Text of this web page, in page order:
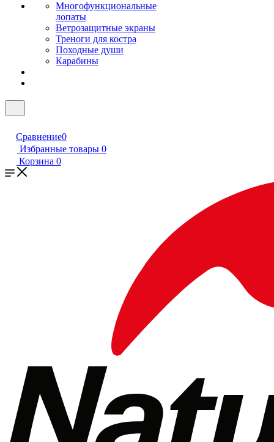
Многофункциональные
лопаты
Ветрозащитные экраны
Треноги для костра
Походные души
Карабины
Сравнение0
Избранные товары 0
Корзина 0